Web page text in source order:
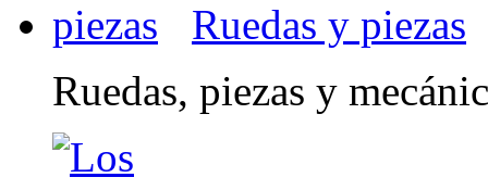
Ruedas y piezas
Ruedas, piezas y